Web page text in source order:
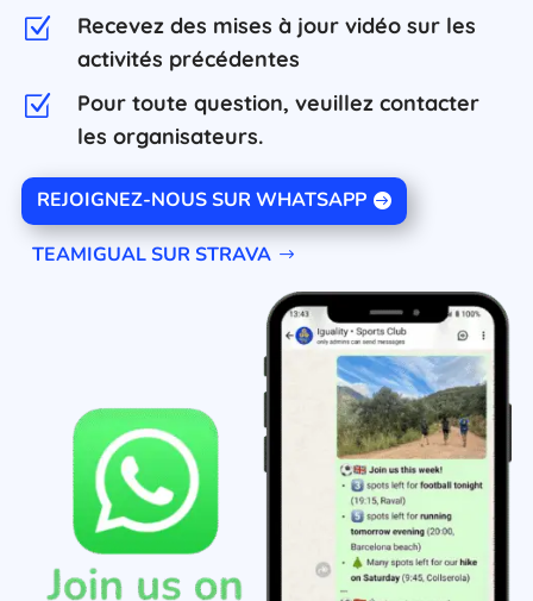
Z
Recevez des mises à jour vidéo sur les
activités précédentes
Z
Pour toute question, veuillez contacter
les organisateurs.
REJOIGNEZ-NOUS SUR WHATSAPP
TEAMIGUAL SUR STRAVA